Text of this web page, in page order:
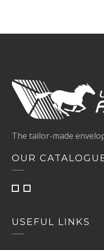
The tailor-made
OUR
USEFUL LINKS